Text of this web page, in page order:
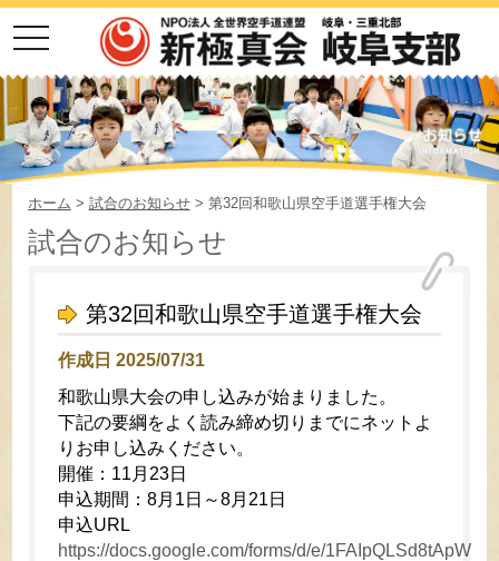
toggle
navigation
ホーム > 試合のお知らせ> 第32回和歌山県空手道選手権大会
試合のお知らせ
第32回和歌山県空手道選手権大会
作成日 2025/07/31
和歌山県大会の申し込みが始まりました。
下記の要綱をよく読み締め切りまでにネットよ
りお申し込みください。
開催：11月23日
申込期間：8月1日～8月21日
申込URL
https://docs.google.com/forms/d/e/